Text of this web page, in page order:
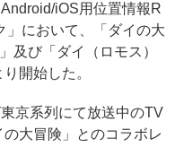
iOS用位置情報R
」において、「ダイの大
及び「ダイ（ロモス）
開始した。
京系列にて放送中のTV
大冒険」とのコラボレ